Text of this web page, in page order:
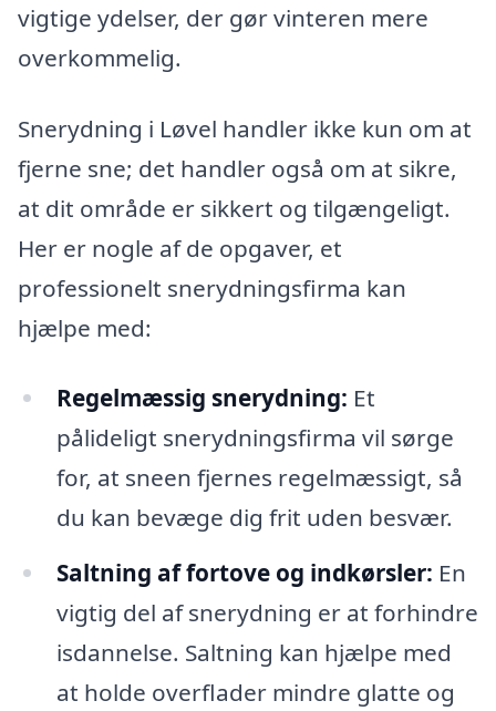
vigtige ydelser, der gør vinteren mere
overkommelig.
Snerydning i Løvel handler ikke kun om at
fjerne sne; det handler også om at sikre,
at dit område er sikkert og tilgængeligt.
Her er nogle af de opgaver, et
professionelt snerydningsfirma kan
hjælpe med:
Regelmæssig snerydning: Et
pålideligt snerydningsfirma vil sørge
for, at sneen fjernes regelmæssigt, så
du kan bevæge dig frit uden besvær.
Saltning af fortove og indkørsler: En
vigtig del af snerydning er at forhindre
isdannelse. Saltning kan hjælpe med
at holde overflader mindre glatte og